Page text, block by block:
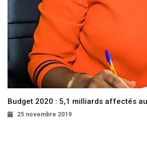
Budget 2020 : 5,1 milliards affectés
25 novembre 2019